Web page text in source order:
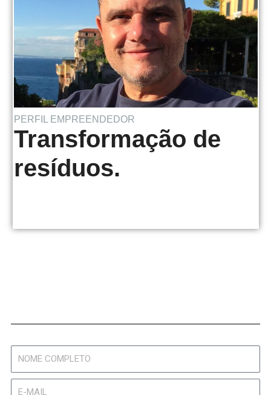
PERFIL EMPREENDEDOR
Transformação de
resíduos.